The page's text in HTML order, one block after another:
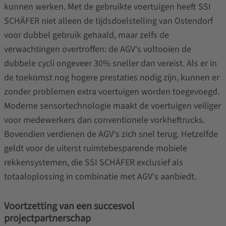
kunnen werken. Met de gebruikte voertuigen heeft SSI
SCHÄFER niet alleen de tijdsdoelstelling van Ostendorf
voor dubbel gebruik gehaald, maar zelfs de
verwachtingen overtroffen: de AGV's voltooien de
dubbele cycli ongeveer 30% sneller dan vereist. Als er in
de toekomst nog hogere prestaties nodig zijn, kunnen er
zonder problemen extra voertuigen worden toegevoegd.
Moderne sensortechnologie maakt de voertuigen veiliger
voor medewerkers dan conventionele vorkheftrucks.
Bovendien verdienen de AGV's zich snel terug. Hetzelfde
geldt voor de uiterst ruimtebesparende mobiele
rekkensystemen, die SSI SCHÄFER exclusief als
totaaloplossing in combinatie met AGV's aanbiedt.
Voortzetting van een succesvol
projectpartnerschap